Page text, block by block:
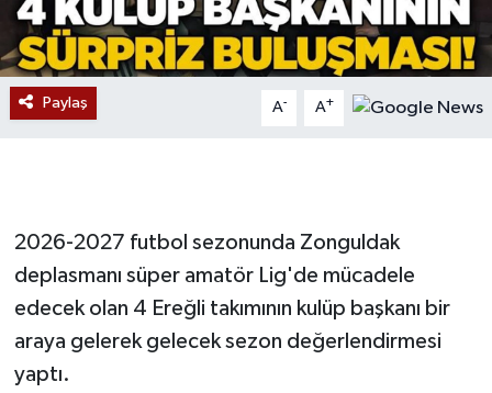
Paylaş A- A+
2026-2027 futbol sezonunda Zonguldak
deplasmanı süper amatör Lig'de mücadele
edecek olan 4 Ereğli takımının kulüp başkanı bir
araya gelerek gelecek sezon değerlendirmesi
yaptı.
DUNYA
Düzce
Genel
GÜNDEM